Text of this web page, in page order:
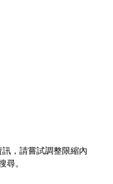
，請嘗試調整限縮內
。